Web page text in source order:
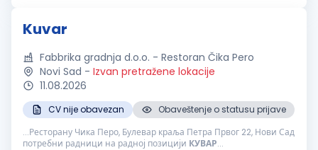
Kuvar
Fabbrika gradnja d.o.o. - Restoran Čika Pero
Novi Sad - Izvan pretražene lokacije
11.08.2026
CV nije obavezan
Obaveštenje o statusu prijave
...Ресторану Чика Перо, Булевар краља Петра Првог 22, Нови Сад
потребни радници на радној позицији КУВАР...